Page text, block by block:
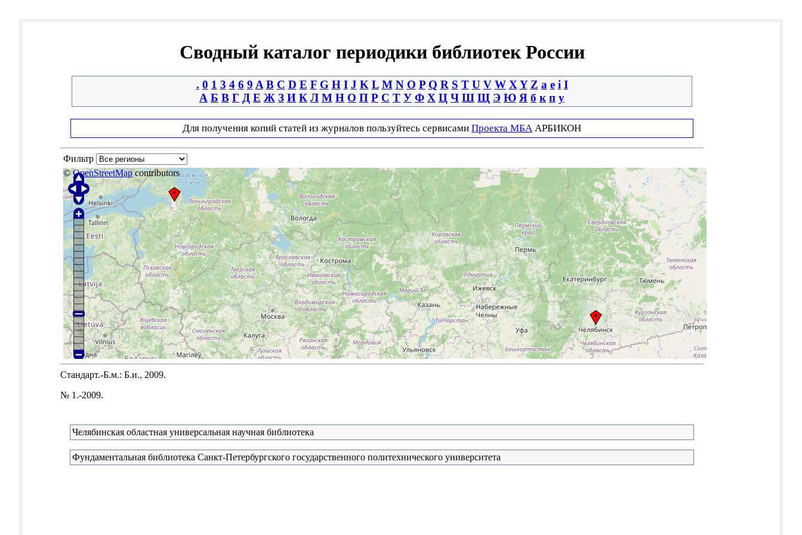
Сводный каталог периодики библиотек России
. 0 1 3 4 6 9 A B C D E F G H I J K L M N O P Q R S T U V W X Y Z a e i І
А Б В Г Д Е Ж З И К Л М Н О П Р С Т У Ф Х Ц Ч Ш Щ Э Ю Я б к п у
Для получения копий статей из журналов пользуйтесь сервисами Проекта МБА АРБИКОН
Фильтр
©OpenStreetMapcontributors
Стандарт.-Б.м.: Б.и., 2009.
№ 1.-2009.
Челябинская областная универсальная научная библиотека
Фундаментальная библиотека Санкт-Петербургского государственного политехнического университета